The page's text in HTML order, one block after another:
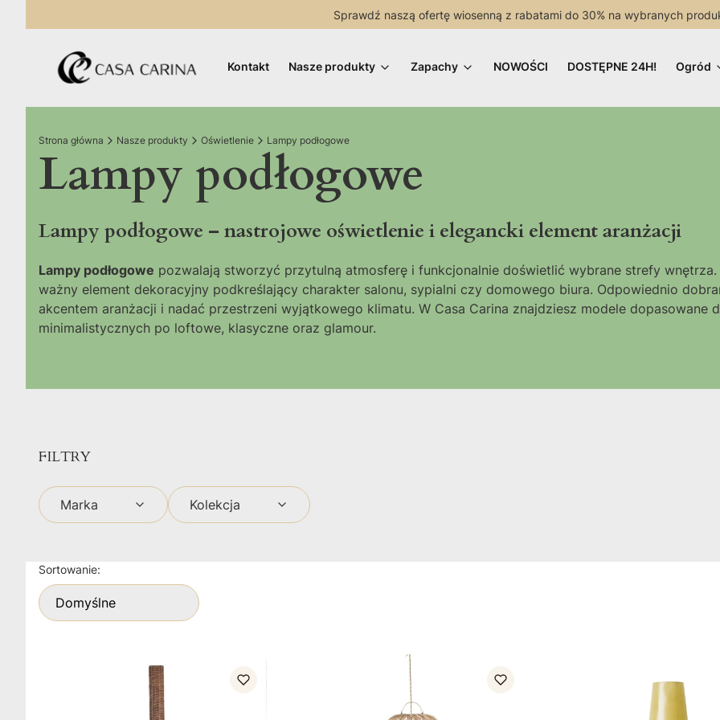
Sprawdź naszą ofertę wiosenną z rabatami do 30% na wybranych
Kontakt Nasze produkty Zapachy NOWOŚCI DOSTĘPNE 24H! Ogród
Strona główna Nasze produkty Oświetlenie Lampy podłogowe
Lampy podłogowe
Lampy podłogowe – nastrojowe oświetlenie i elegancki element aranżacji
Lampy podłogowe pozwalają stworzyć przytulną atmosferę i funkcjonalnie doświetlić wybrane strefy
ważny element dekoracyjny podkreślający charakter salonu, sypialni czy domowego biura. Odpowiednio
akcentem aranżacji i nadać przestrzeni wyjątkowego klimatu. W Casa Carina znajdziesz modele dopasowane
minimalistycznych po loftowe, klasyczne oraz glamour.
FILTRY
Marka Kolekcja
Lista produktów
Sortowanie:
Domyślne